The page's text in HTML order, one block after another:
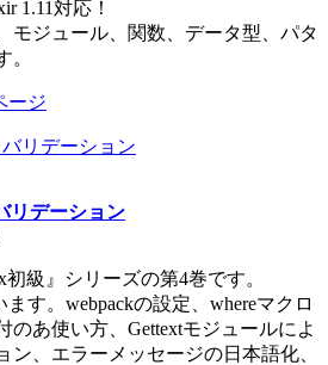
1.11対応！
モジュール、関数、データ型、パタ
。
ージ
リデーション
級』シリーズの第4巻です。
す。webpackの設定、whereマクロ
のあ使い方、Gettextモジュールによ
ン、エラーメッセージの日本語化、